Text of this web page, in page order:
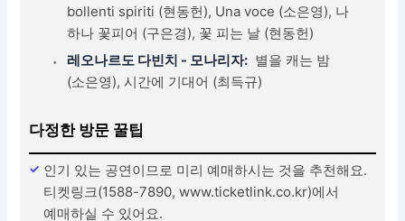
bollenti spiriti (현동헌), Una voce (소은영), 나
하나 꽃피어 (구은경), 꽃 피는 날 (현동헌)
레오나르도 다빈치 - 모나리자: 별을 캐는 밤
(소은영), 시간에 기대어 (최득규)
다정한 방문 꿀팁
인기 있는 공연이므로 미리 예매하시는 것을 추천해요.
티켓링크(1588-7890, www.ticketlink.co.kr)에서
예매하실 수 있어요.